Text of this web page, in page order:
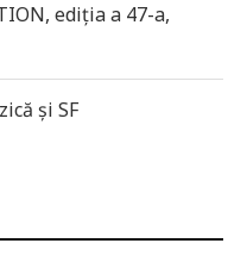
ediția a 47-a,
și SF